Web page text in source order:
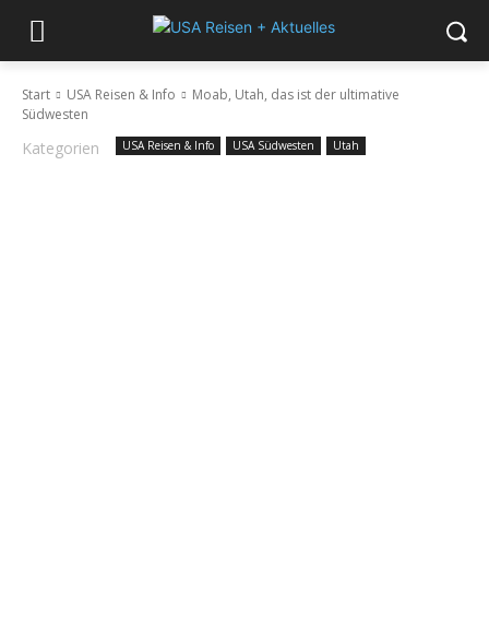
Start USA Reisen & Info
Moab, Utah, das ist der ultimative
Südwesten
Kategorien USA Reisen & Info USA Südwesten Utah